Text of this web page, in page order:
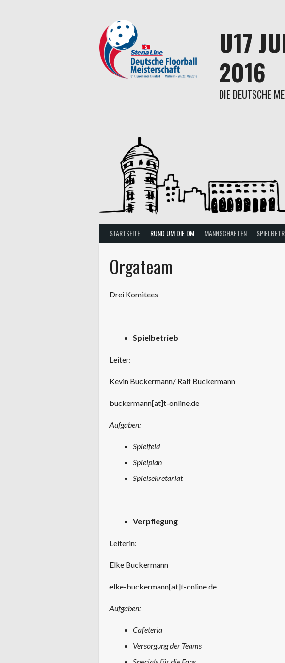
U17
2016
DIE DEUTSCHE
STARTSEITE RUND UM DIE DM MANNSCHAFTEN
Orgateam
Drei Komitees
Spielbetrieb
Leiter:
Kevin Buckermann/ Ralf Buckermann
buckermann[at]t-online.de
Aufgaben:
Spielfeld
Spielplan
Spielsekretariat
Verpflegung
Leiterin:
Elke Buckermann
elke-buckermann[at]t-online.de
Aufgaben:
Cafeteria
Versorgung der Teams
Specials für die Fans